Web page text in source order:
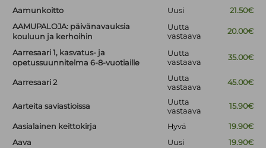
Aamunkoitto
Uusi
21.50€
AAMUPALOJA: päivänavauksia
kouluun ja kerhoihin
Uutta
vastaava
20.00€
Aarresaari 1, kasvatus- ja
opetussuunnitelma 6-8-vuotiaille
Uutta
vastaava
35.00€
Aarresaari 2
Uutta
vastaava
45.00€
Aarteita saviastioissa
Uutta
vastaava
15.90€
Aasialainen keittokirja Hyvä
19.90€
Aava
Uusi 19.90€